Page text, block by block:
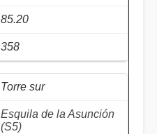
85.20
358
Torre sur
Esquila de la Asunción
(S5)